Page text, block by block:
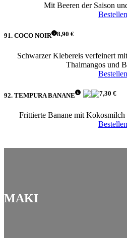
Mit Beeren der Saison
Bestellen
91. COCO NOIR 8,90 €
Schwarzer Klebereis verfeinert
Thaimangos und
Bestellen
92. TEMPURA BANANE 7,30 €
Frittierte Banane mit Kokosmilch
Bestellen
MAKI